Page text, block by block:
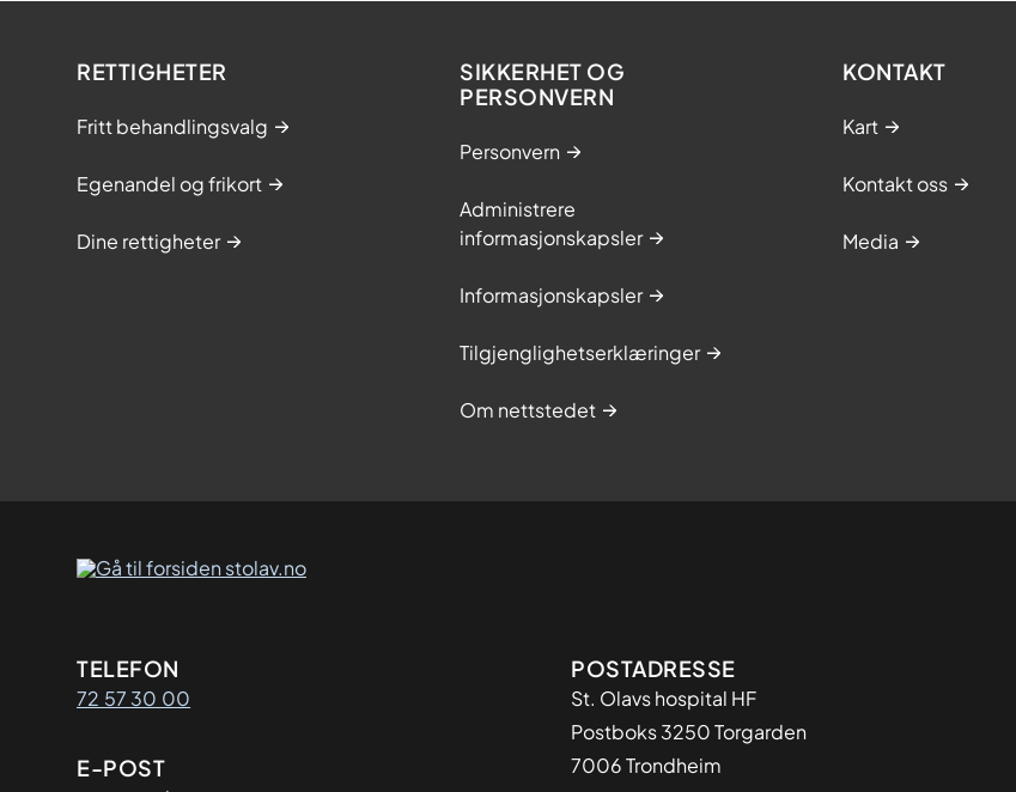
RETTIGHETER
Fritt behandlingsvalg
Egenandel og frikort
Dine rettigheter
SIKKERHET OG
PERSONVERN
Personvern
Administrere
informasjonskapsler
Informasjonskapsler
Tilgjenglighetserklæringer
Om nettstedet
KONTAKT
Kart
Kontakt oss
Media
Kontaktinformasjon
TELEFON
72 57 30 00
E-POST
Adresse
POSTADRESSE
St. Olavs hospital HF
Postboks 3250 Torgarden
7006 Trondheim